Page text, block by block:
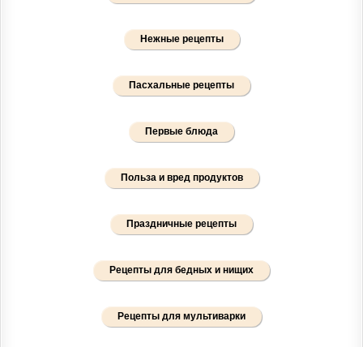
Нежные рецепты
Пасхальные рецепты
Первые блюда
Польза и вред продуктов
Праздничные рецепты
Рецепты для бедных и нищих
Рецепты для мультиварки